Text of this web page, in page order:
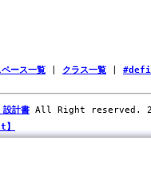
ース一覧 クラス一覧
設計書 All Right reserved.